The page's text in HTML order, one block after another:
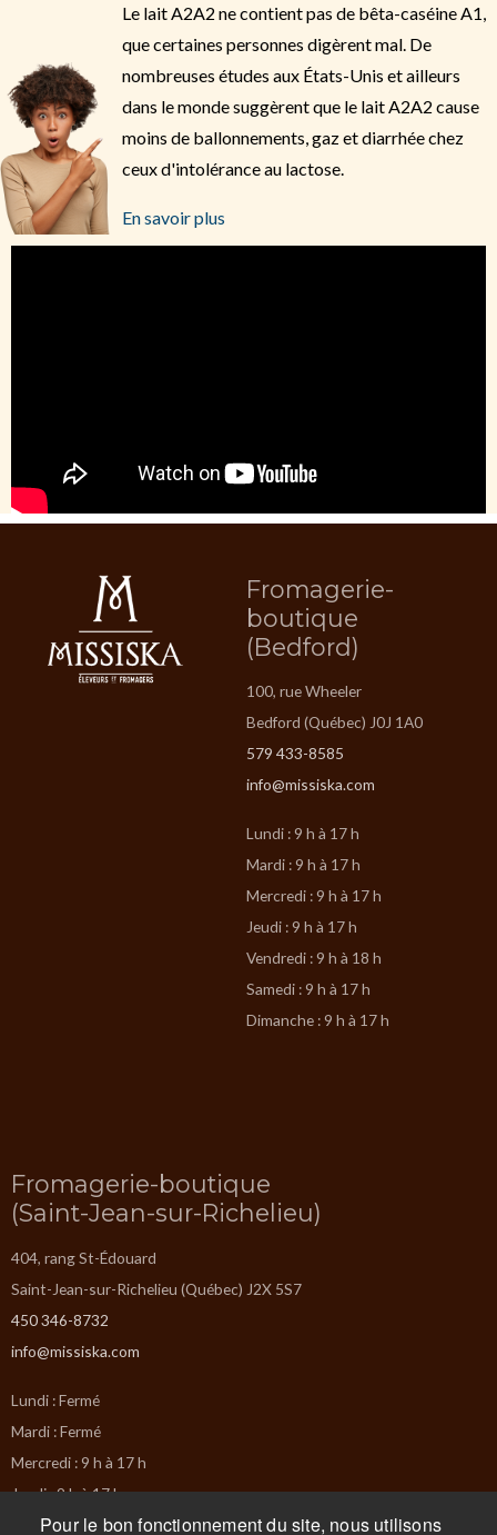
Le lait A2A2 ne contient pas de bêta-caséine A1,
que certaines personnes digèrent mal. De
nombreuses études aux États-Unis et ailleurs
dans le monde suggèrent que le lait A2A2 cause
moins de ballonnements, gaz et diarrhée chez
ceux d'intolérance au lactose.
En savoir plus
Fromagerie-
boutique
(Bedford)
100, rue Wheeler
Bedford (Québec) J0J 1A0
579 433-8585
info@missiska.com
Lundi : 9 h à 17 h
Mardi : 9 h à 17 h
Mercredi : 9 h à 17 h
Jeudi : 9 h à 17 h
Vendredi : 9 h à 18 h
Samedi : 9 h à 17 h
Dimanche : 9 h à 17 h
Fromagerie-boutique
(Saint-Jean-sur-Richelieu)
404, rang St-Édouard
Saint-Jean-sur-Richelieu (Québec) J2X 5S7
450 346-8732
info@missiska.com
Lundi : Fermé
Mardi : Fermé
Mercredi : 9 h à 17 h
Jeudi : 9 h à 17 h
Vendredi : 9 h à 17 h
Pour le bon fonctionnement du site, nous utilisons